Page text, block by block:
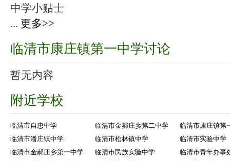
中学小贴士
... 更多>>
临清市康庄镇第一中学讨论
暂无内容
附近学校
临清市自忠中学 临清市金郝庄乡第二中学
临清市康庄镇第
临清市潘庄镇中学
临清市松林镇中学
临清市实验中学
临清市金郝庄乡第一中学
临清市民族实验中学
临清市青年办事